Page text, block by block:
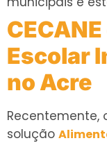
Escolar
no Acre
Recentemente,
solução